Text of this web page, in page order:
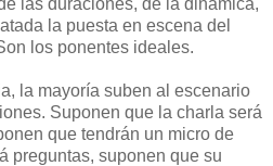
la puesta en escena del
los ponentes ideales.
la mayoría suben al escenario
Suponen que la charla será
que tendrán un micro de
preguntas, suponen que su